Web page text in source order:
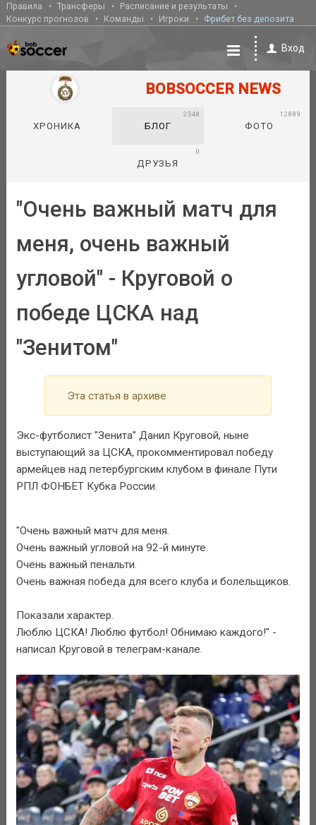
Правила Трансферы
Расписание и результаты
Конкурс прогнозов
Команды Игроки Фрибет без депозита
Вход
BOBSOCCER NEWS
ХРОНИКА БЛОГ
2548
ФОТО
12889
ДРУЗЬЯ
0
"Очень важный матч для
меня, очень важный
угловой" - Круговой о
победе ЦСКА над
"Зенитом"
Эта статья в архиве
Экс-футболист "Зенита" Данил Круговой, ныне
выступающий за ЦСКА, прокомментировал победу
армейцев над петербургским клубом в финале Пути
РПЛ ФОНБЕТ Кубка России.
"Очень важный матч для меня.
Очень важный угловой на 92-й минуте.
Очень важный пенальти.
Очень важная победа для всего клуба и болельщиков.
Показали характер.
Люблю ЦСКА! Люблю футбол! Обнимаю каждого!" -
написал Круговой в телеграм-канале.